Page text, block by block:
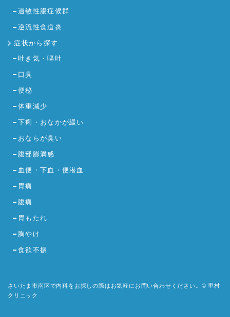
過敏性腸症候群
逆流性食道炎
症状から探す
吐き気・嘔吐
口臭
便秘
体重減少
下痢・おなかが緩い
おならが臭い
腹部膨満感
血便・下血・便潜血
胃痛
腹痛
胃もたれ
胸やけ
食欲不振
さいたま市南区で内科をお探しの際はお気軽にお問い合わせください。© 里村
クリニック